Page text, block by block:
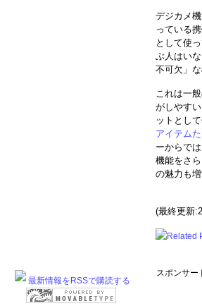
デジカメ
っている
として使
ぶ人はい
不可欠」
これは一
がしやす
ットとし
アイテムた
ーからで
機能をさ
の魅力も増
(最終更新
スポンサー
最新情報をRSSで購読する